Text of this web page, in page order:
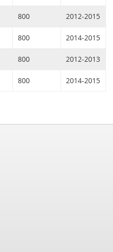
800 2012-2015
800 2014-2015
800 2012-2013
800 2014-2015